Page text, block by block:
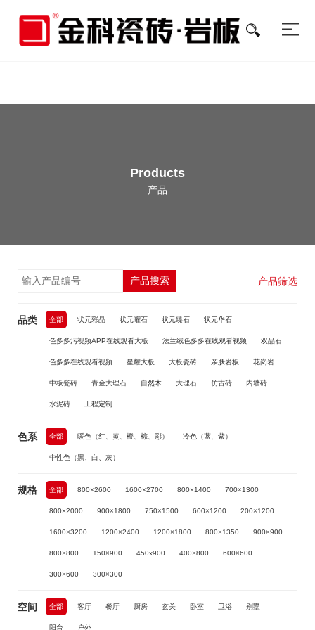
色多多在线视频,色多多黄色软件下载,色多多在线观看视频,色多多污视频
Products
产品
产品搜索 产品筛选
品类 全部 状元彩晶 状元曜石 状元臻石 状元华石
色多多污视频APP在线观看大板 法兰绒色多多在线观看视频 双品石
色多多在线观看视频 星耀大板 大板瓷砖 亲肤岩板 花岗岩
中板瓷砖 青金大理石 自然木 大理石 仿古砖 内墙砖
水泥砖 工程定制
色系 全部 暖色（红、黄、橙、棕、彩） 冷色（蓝、紫）
中性色（黑、白、灰）
规格 全部 800×2600 1600×2700 800×1400 700×1300
800×2000 900×1800 750×1500 600×1200 200×1200
1600×3200 1200×2400 1200×1800 800×1350 900×900
800×800 150×900 450x900 400×800 600×600
300×600 300×300
空间 全部 客厅 餐厅 厨房 玄关 卧室 卫浴 别墅
阳台 户外